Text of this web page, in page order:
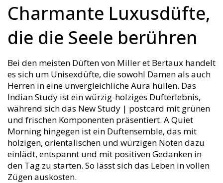
Charmante Luxusdüfte,
die die Seele berühren
Bei den meisten Düften von Miller et Bertaux handelt
es sich um Unisexdüfte, die sowohl Damen als auch
Herren in eine unvergleichliche Aura hüllen. Das
Indian Study ist ein würzig-holziges Dufterlebnis,
während sich das New Study | postcard mit grünen
und frischen Komponenten präsentiert. A Quiet
Morning hingegen ist ein Duftensemble, das mit
holzigen, orientalischen und würzigen Noten dazu
einlädt, entspannt und mit positiven Gedanken in
den Tag zu starten. So lässt sich das Leben in vollen
Zügen auskosten.